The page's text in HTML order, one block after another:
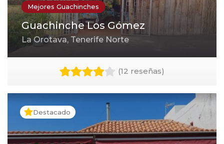
Mejores Guachinches
Guachinche Los Gómez
La Orotava, Tenerife Norte
(12 reseñas)
Destacado